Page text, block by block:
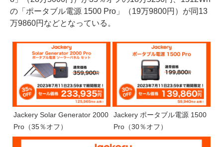
の「ポータブル電源 1500 Pro」（19万9800円）が同13
万9860円などとなっている。
Jackery Solar Generator 2000
Pro（35％オフ）
Jackery ポータブル電源 1500
Pro（30％オフ）